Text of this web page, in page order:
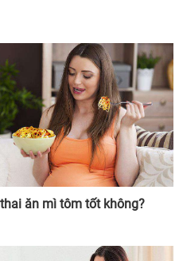
ăn mì tôm tốt không?